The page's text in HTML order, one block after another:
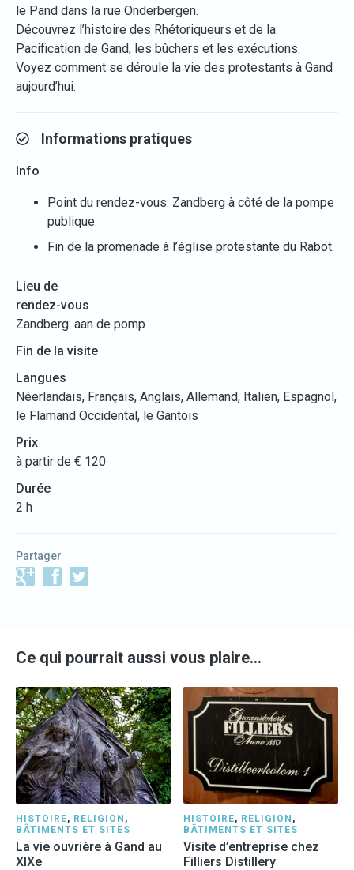
le Pand dans la rue Onderbergen.
Découvrez l’histoire des Rhétoriqueurs et de la
Pacification de Gand, les bûchers et les exécutions.
Voyez comment se déroule la vie des protestants à Gand
aujourd’hui.
Informations pratiques
Info
Point du rendez-vous: Zandberg à côté de la pompe
publique.
Fin de la promenade à l’église protestante du Rabot.
Lieu de
rendez-vous
Zandberg: aan de pomp
Fin de la visite
Langues
Néerlandais, Français, Anglais, Allemand, Italien, Espagnol,
le Flamand Occidental, le Gantois
Prix
à partir de € 120
Durée
2 h
Partager
Ce qui pourrait aussi vous plaire…
HISTOIRE, RELIGION ,
BÂTIMENTS ET SITES
La vie ouvrière à Gand au
XIXe
HISTOIRE, RELIGION ,
BÂTIMENTS ET SITES
Visite d’entreprise chez
Filliers Distillery